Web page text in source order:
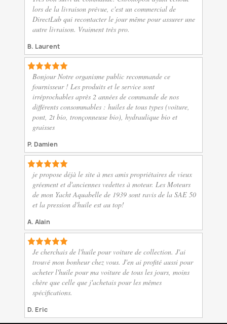
lors de la livraison prévue, c'est un commercial de
DirectLub qui recontacter le jour même pour assurer une
autre livraison. Vraiment très pro.
B. Laurent
Bonjour Notre organisme public recommande ce
fournisseur ! Les produits et le service sont
irréprochables après 2 années de commande de nos
différents consommables : huiles de tous types (voiture,
pont, 2t bio, tronçonneuse bio), hydraulique bio et
graisses
P. Damien
je propose déjà le site à mes amis propriétaires de vieux
gréement et d'anciennes vedettes à moteur. Les Moteurs
de mon Yacht Aquabelle de 1939 sont ravis de la SAE 50
et la pression d'huile est au top!
A. Alain
Je cherchais de l'huile pour voiture de collection. J'ai
trouvé mon bonheur chez vous. J'en ai profité aussi pour
acheter l'huile pour ma voiture de tous les jours, moins
chère que celle que j'achetais pour les mêmes
spécifications.
D. Eric